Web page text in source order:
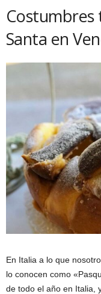
Costumbres
Santa en
En Italia a lo que
lo conocen como
de todo el año en Italia,